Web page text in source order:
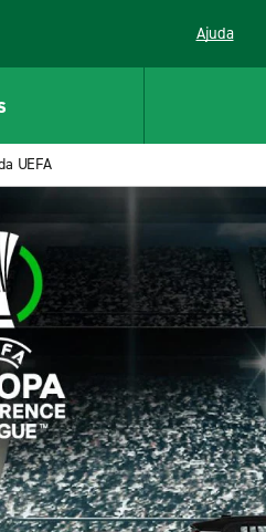
Ajuda
UEFA